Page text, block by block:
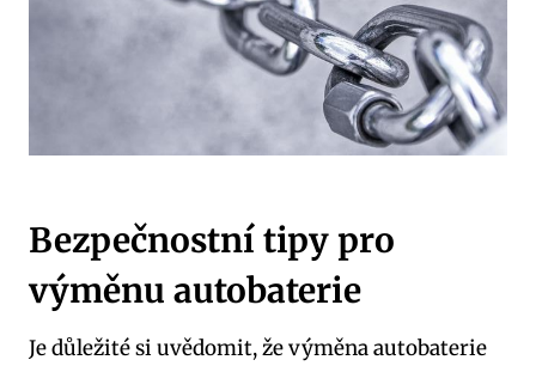
Bezpečnostní tipy pro
výměnu autobaterie
Je důležité si uvědomit, že výměna autobaterie